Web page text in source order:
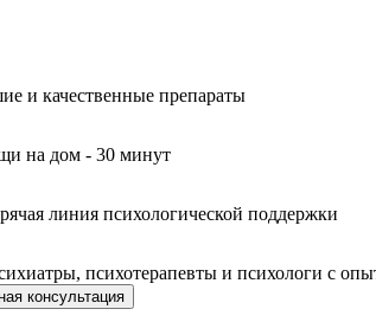
и качественные препараты
на дом - 30 минут
линия психологической поддержки
психотерапевты и психологи с
консультация